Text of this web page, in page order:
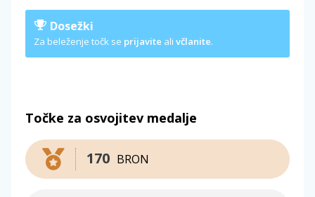
Dosežki
Za beleženje točk se prijavite ali včlanite.
Točke za osvojitev medalje
BRON
170